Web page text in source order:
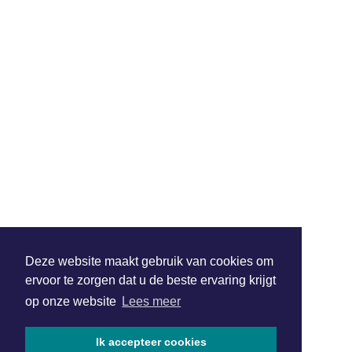
Deze website maakt gebruik van cookies om
ervoor te zorgen dat u de beste ervaring krijgt
op onze website Lees meer
Ik accepteer cookies